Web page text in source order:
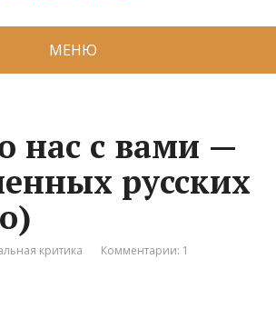
МЕНЮ
нас с вами —
русских
критика Комментарии: 1